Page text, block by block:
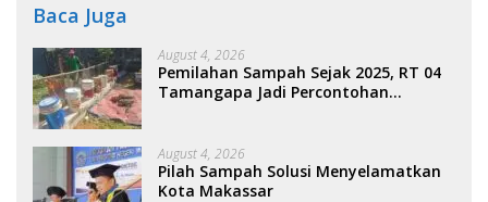
Baca Juga
August 4, 2026
Pemilahan Sampah Sejak 2025, RT 04
Tamangapa Jadi Percontohan
August 4, 2026
Pilah Sampah Solusi Menyelamatkan
Kota Makassar